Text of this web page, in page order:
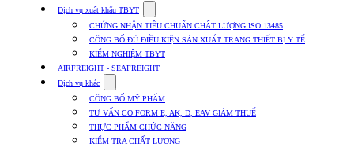
Dịch vụ xuất khẩu TBYT
submenu
for
Dịch
vụ
xuất
TBYT
CHỨNG NHẬN TIÊU CHUẨN CHẤT LƯỢNG ISO 13485
CÔNG BỐ ĐỦ ĐIỀU KIỆN SẢN XUẤT TRANG THIẾT BỊ Y TẾ
KIỂM NGHIỆM TBYT
AIRFREIGHT - SEAFREIGHT
Dịch vụ khác
submenu
for
Dịch
vụ
khác
CÔNG BỐ MỸ PHẨM
TƯ VẤN CO FORM E, AK, D, EAV GIẢM THUẾ
THỰC PHẨM CHỨC NĂNG
KIỂM TRA CHẤT LƯỢNG